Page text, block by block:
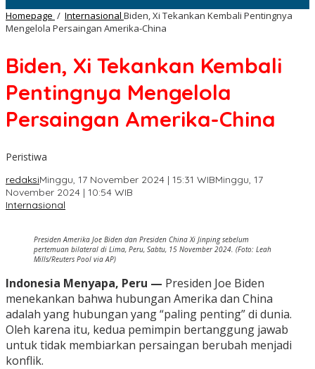
Homepage / Internasional Biden, Xi Tekankan Kembali Pentingnya
Mengelola Persaingan Amerika-China
Biden, Xi Tekankan Kembali
Pentingnya Mengelola
Persaingan Amerika-China
Peristiwa
redaksiMinggu, 17 November 2024 | 15:31 WIBMinggu, 17
November 2024 | 10:54 WIB
Internasional
Presiden Amerika Joe Biden dan Presiden China Xi Jinping sebelum
pertemuan bilateral di Lima, Peru, Sabtu, 15 November 2024. (Foto: Leah
Mills/Reuters Pool via AP)
Indonesia Menyapa, Peru — Presiden Joe Biden
menekankan bahwa hubungan Amerika dan China
adalah yang hubungan yang “paling penting” di dunia.
Oleh karena itu, kedua pemimpin bertanggung jawab
untuk tidak membiarkan persaingan berubah menjadi
konflik.